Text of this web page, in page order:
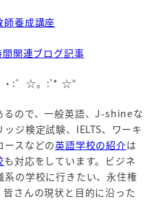
師養成講座
関連ブログ記事
・:゜☆。:’* ☆°
るので、一般英語、J-shineな
ジ検定試験、IELTS、ワーキ
ースなどの英語学校の紹介は
も対応をしています。ビジネ
系の学校に行きたい、永住権
さんの現状と目的に沿った